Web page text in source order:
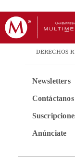
DERECHOS
Newsletters
Contáctanos
Anúnciate